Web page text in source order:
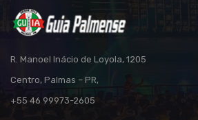
R. Manoel Inácio de Loyola, 1205
Centro, Palmas – PR,
+55 46 99973-2605